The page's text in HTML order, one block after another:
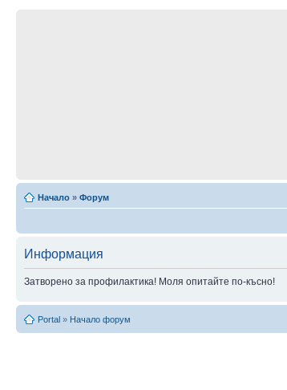
Начало » Форум
Информация
Затворено за профилактика! Моля опитайте по-късно!
Portal » Начало форум